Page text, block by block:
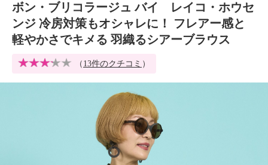
ボン・ブリコラージュ バイ レイコ・ホウセ
ンジ 冷房対策もオシャレに！ フレアー感と
軽やかさでキメる 羽織るシアーブラウス
（ 13件のクチコミ ）